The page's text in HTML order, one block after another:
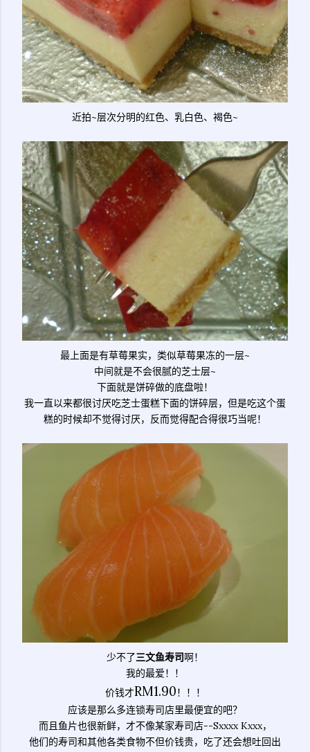
近拍~层次分明的红色、乳白色、褐色~
最上面是有草莓果实，类似草莓果冻的一层~
中间就是不会很腻的芝士层~
下面就是饼碎做的底盘啦！
我一直以来都很讨厌吃芝士蛋糕下面的饼碎层，但是吃这个蛋
糕的时候却不觉得讨厌，反而觉得配合得很巧当呢！
少不了三文鱼寿司啊！
我的最爱！！
价钱才RM1.90！！！
应该是那么多连锁寿司店里最便宜的吧？
而且鱼片也很新鲜，才不像某家寿司店--Sxxxx Kxxx，
他们的寿司和其他各类食物不但价钱贵，吃了还会想吐回出